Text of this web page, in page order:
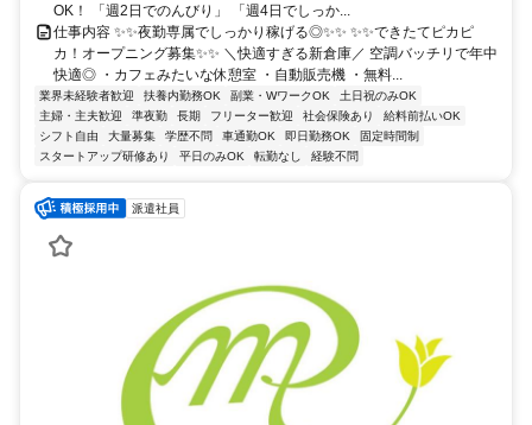
市・長岡京市・京都市南区/伏見区・八幡市など周辺エリアからのア
クセス便利♪
OK！ 「週2日でのんびり」 「週4日でしっか...
仕事内容 ✨️✨️夜勤専属でしっかり稼げる◎✨️✨️ ✨️✨️できたてピカピ
カ！オープニング募集✨️✨️ ＼快適すぎる新倉庫／ 空調バッチリで年中
快適◎ ・カフェみたいな休憩室 ・自動販売機 ・無料...
業界未経験者歓迎 扶養内勤務OK 副業・WワークOK
土日祝のみOK
主婦・主夫歓迎
準夜勤 長期 フリーター歓迎 社会保険あり
給料前払いOK
シフト自由
大量募集 学歴不問 車通勤OK 即日勤務OK
固定時間制
スタートアップ研修あり
平日のみOK 転勤なし 経験不問
派遣社員